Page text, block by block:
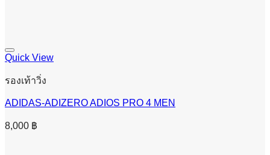
Quick View
รองเท้าวิ่ง
ADIDAS-ADIZERO ADIOS PRO 4 MEN
8,000 ฿